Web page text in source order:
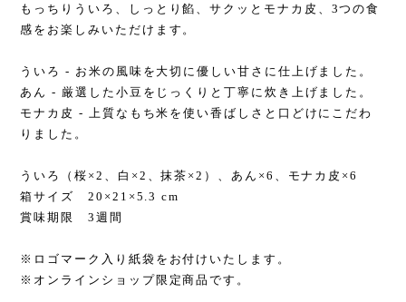
もっちりういろ、しっとり餡、サクッとモナカ皮、3つの食
感をお楽しみいただけます。
ういろ - お米の風味を大切に優しい甘さに仕上げました。
あん - 厳選した小豆をじっくりと丁寧に炊き上げました。
モナカ皮 - 上質なもち米を使い香ばしさと口どけにこだわ
りました。
ういろ（桜×2、白×2、抹茶×2）、あん×6、モナカ皮×6
箱サイズ 20×21×5.3 cm
賞味期限 3週間
※ロゴマーク入り紙袋をお付けいたします。
※オンラインショップ限定商品です。